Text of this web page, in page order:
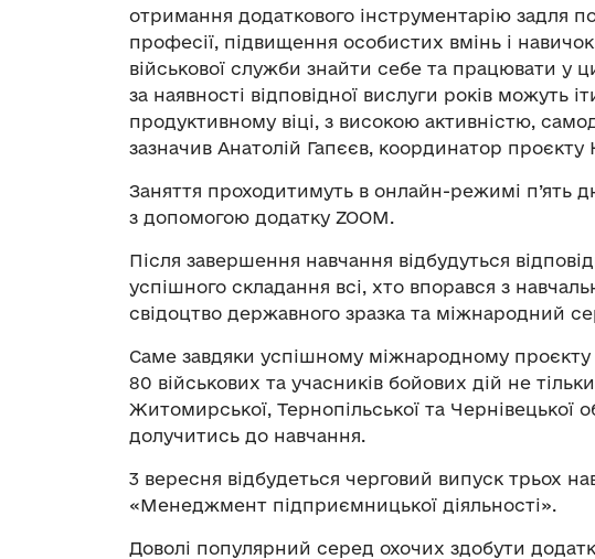
отримання додаткового інструментарію задля
професії, підвищення особистих вмінь і
військової служби знайти себе та працювати у
за наявності відповідної вислуги років можуть
продуктивному віці, з високою активністю,
зазначив Анатолій Гапєєв, координатор
Заняття проходитимуть в онлайн-режимі п’ять
з допомогою додатку ZOOM.
Після завершення навчання відбудуться
успішного складання всі, хто впорався з
свідоцтво державного зразка та міжнародний
Саме завдяки успішному міжнародному проєкту
80 військових та учасників бойових дій не
Житомирської, Тернопільської та Чернівецької
долучитись до навчання.
3 вересня відбудеться черговий випуск трьох
«Менеджмент підприємницької діяльності».
Доволі популярний серед охочих здобути